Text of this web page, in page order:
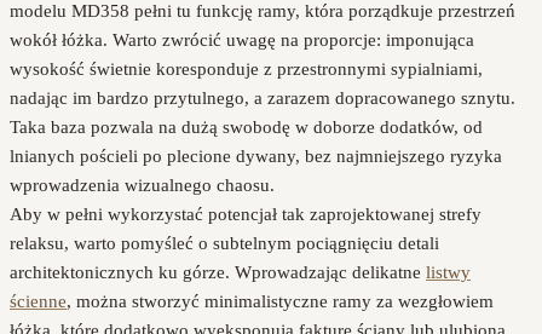
modelu MD358 pełni tu funkcję ramy, która porządkuje przestrzeń
wokół łóżka. Warto zwrócić uwagę na proporcje: imponująca
wysokość świetnie koresponduje z przestronnymi sypialniami,
nadając im bardzo przytulnego, a zarazem dopracowanego sznytu.
Taka baza pozwala na dużą swobodę w doborze dodatków, od
lnianych pościeli po plecione dywany, bez najmniejszego ryzyka
wprowadzenia wizualnego chaosu.
Aby w pełni wykorzystać potencjał tak zaprojektowanej strefy
relaksu, warto pomyśleć o subtelnym pociągnięciu detali
architektonicznych ku górze. Wprowadzając delikatne listwy
ścienne, można stworzyć minimalistyczne ramy za wezgłowiem